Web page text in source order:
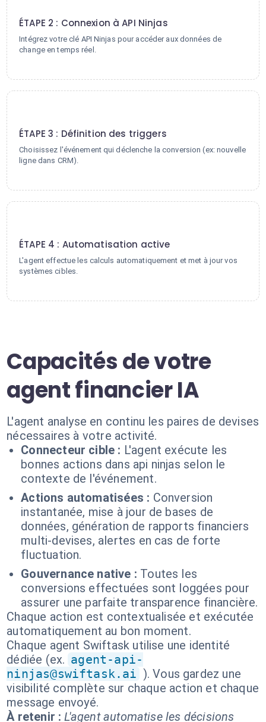
ÉTAPE 2 : Connexion à API Ninjas
Intégrez votre clé API Ninjas pour accéder aux données de
change en temps réel.
ÉTAPE 3 : Définition des triggers
Choisissez l'événement qui déclenche la conversion (ex: nouvelle
ligne dans CRM).
ÉTAPE 4 : Automatisation active
L'agent effectue les calculs automatiquement et met à jour vos
systèmes cibles.
Capacités de votre
agent financier IA
L'agent analyse en continu les paires de devises
nécessaires à votre activité.
Connecteur cible : L'agent exécute les
bonnes actions dans api ninjas selon le
contexte de l'événement.
Actions automatisées : Conversion
instantanée, mise à jour de bases de
données, génération de rapports financiers
multi-devises, alertes en cas de forte
fluctuation.
Gouvernance native : Toutes les
conversions effectuées sont loggées pour
assurer une parfaite transparence financière.
Chaque action est contextualisée et exécutée
automatiquement au bon moment.
Chaque agent Swiftask utilise une identité
dédiée (ex. agent-api-
ninjas@swiftask.ai ). Vous gardez une
visibilité complète sur chaque action et chaque
message envoyé.
À retenir : L'agent automatise les décisions